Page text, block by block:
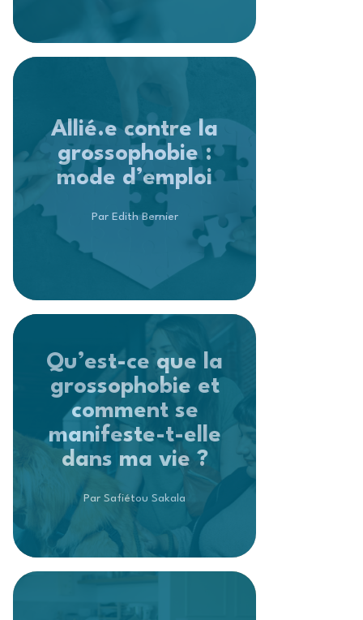
Allié.e contre la
grossophobie :
mode d’emploi
Par Edith Bernier
Qu’est-ce que la
grossophobie et
comment se
manifeste-t-elle
dans ma vie ?
Par Safiétou Sakala